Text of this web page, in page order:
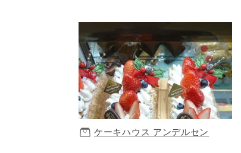
ケーキハウス アンデルセン